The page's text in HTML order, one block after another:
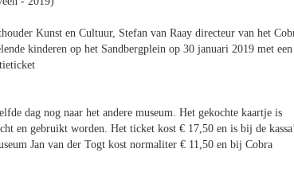
Kunst en Cultuur, Stefan van Raay directeur van het
kinderen op het Sandbergplein op 30 januari 2019 met een
dag nog naar het andere museum. Het gekochte kaartje is
en gebruikt worden. Het ticket kost € 17,50 en is bij de
Jan van der Togt kost normaliter € 11,50 en bij Cobra